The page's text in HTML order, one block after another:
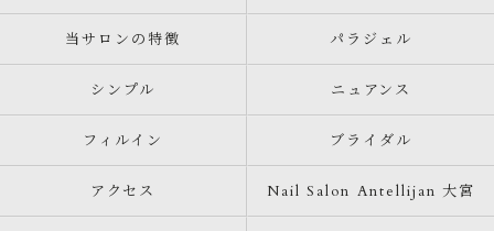
当サロンの特徴 パラジェル
シンプル ニュアンス
フィルイン ブライダル
アクセス Nail Salon Antellijan 大宮